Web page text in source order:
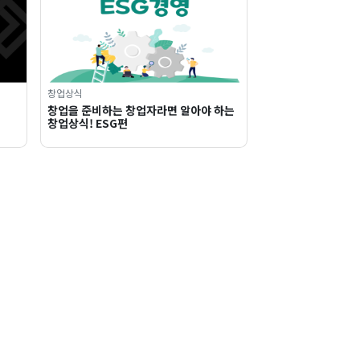
창업상식
창업을 준비하는 창업자라면 알아야 하는
창업상식! ESG편